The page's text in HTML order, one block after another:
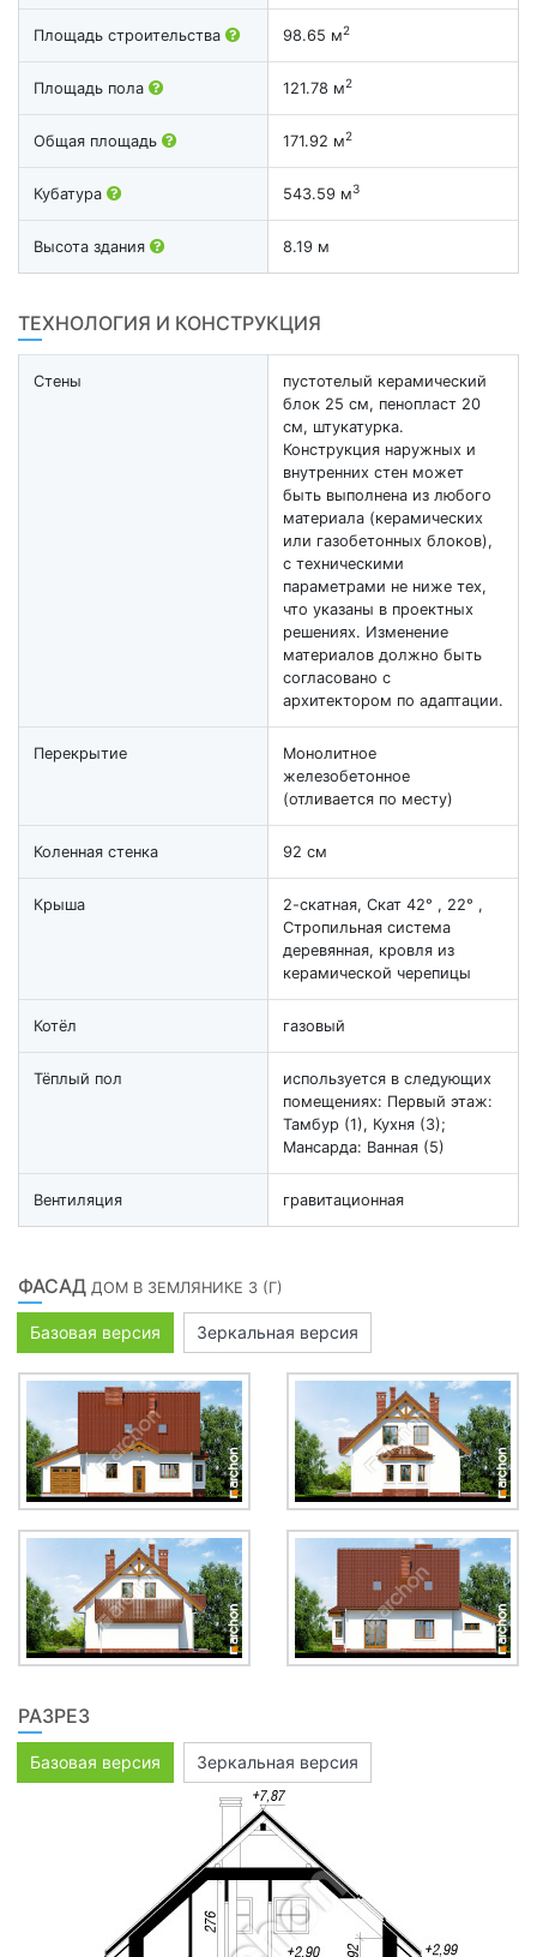
Площадь строительства 98.65 м2
Площадь пола 121.78 м2
Общая площадь 171.92 м2
Кубатура 543.59 м3
Высота здания 8.19 м
ТЕХНОЛОГИЯ И КОНСТРУКЦИЯ
Стены
пустотелый керамический
блок 25 см, пенопласт 20
см, штукатурка.
Конструкция наружных и
внутренних стен может
быть выполнена из любого
материала (керамических
или газобетонных блоков),
с техническими
параметрами не ниже тех,
что указаны в проектных
решениях. Изменение
материалов должно быть
согласовано с
архитектором по адаптации.
Перекрытие
Монолитное
железобетонное
(отливается по месту)
Коленная стенка 92 см
Крыша
2-скатная, Скат 42° , 22° ,
Стропильная система
деревянная, кровля из
керамической черепицы
Котёл газовый
Тёплый пол
используется в следующих
помещениях: Первый этаж:
Тамбур (1), Кухня (3);
Мансарда: Ванная (5)
Вентиляция гравитационная
ФАСАД ДОМ В ЗЕМЛЯНИКЕ 3 (Г)
Базовая версия Зеркальная версия
РАЗРЕЗ
Базовая версия Зеркальная версия